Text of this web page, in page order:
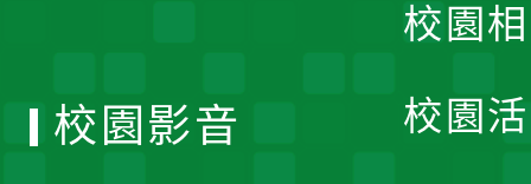
校園
校園
校園影音